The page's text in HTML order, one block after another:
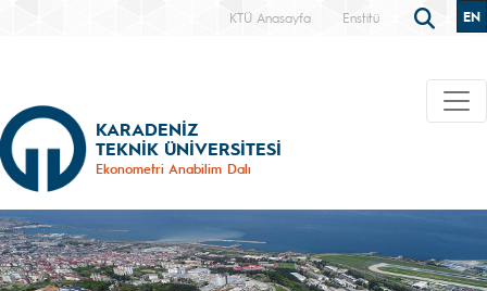
KTÜ Anasayfa Enstitü EN
KARADENİZ
TEKNİK ÜNİVERSİTESİ
Ekonometri Anabilim Dalı